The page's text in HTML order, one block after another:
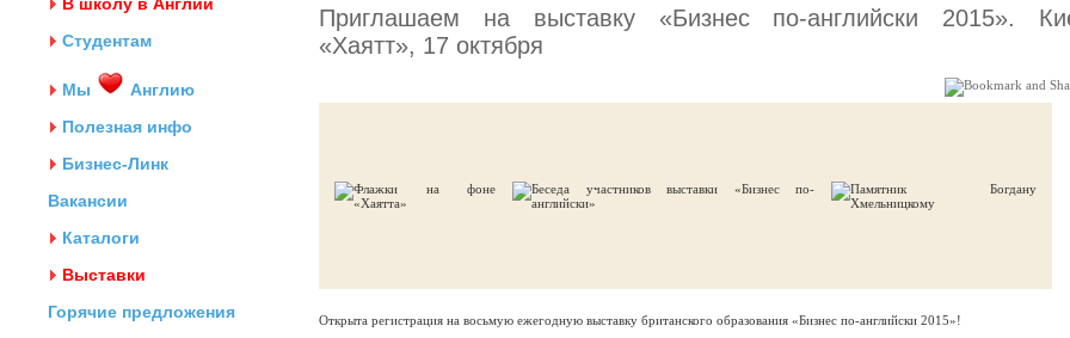
Студентам
Мы
Англию
Полезная инфо
Бизнес-Линк
Вакансии
Каталоги
Выставки
Горячие предложения
Приглашаем на выставку «Бизнес по-английски 2015».
«Хаятт», 17 октября
Открыта регистрация на восьмую ежегодную выставку британского образования «Бизнес по-английски 2015»!